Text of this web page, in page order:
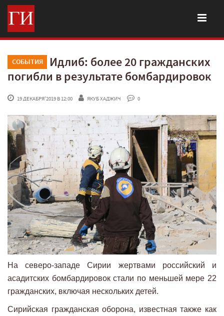
СОБЫТИЯ
Идлиб: более 20 гражданских
погибли в результате бомбардировок
19 ДЕКАБРЯ'2019 В 12:00 ЯКУБ ХАДЖИЧ 0
На северо-западе Сирии жертвами российский и
асадитских бомбардировок стали по меньшей мере 22
гражданских, включая нескольких детей.
Сирийская гражданская оборона, известная также как